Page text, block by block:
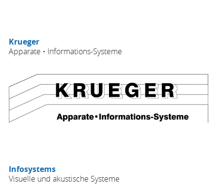
Krueger
Apparate • Informations-Systeme
Infosystems
Visuelle und akustische Systeme